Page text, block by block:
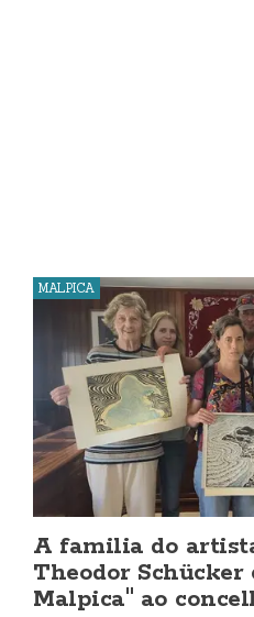
MALPICA
A familia do
Theodor Schücker
Malpica" ao